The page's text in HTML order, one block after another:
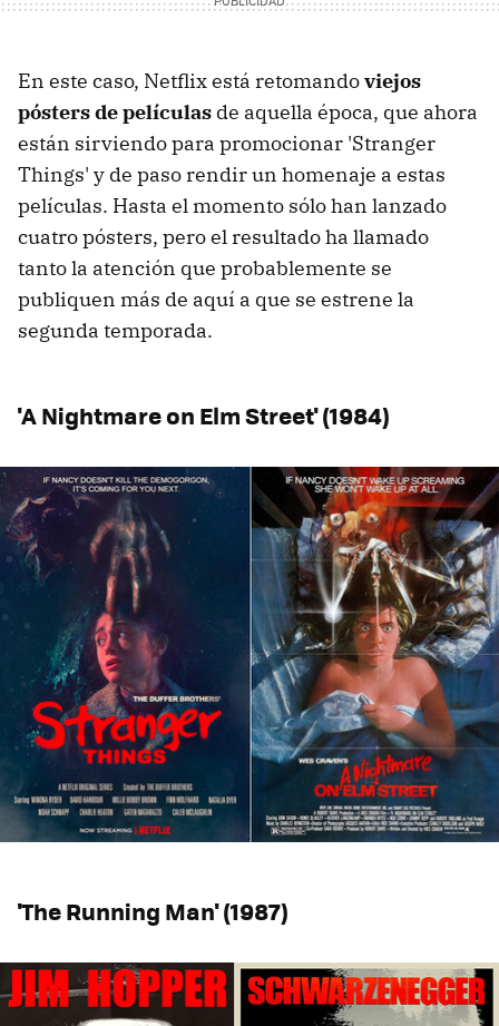
En este caso, Netflix está retomandoviejos
pósters de películas de aquella época, que ahora
están sirviendo para promocionar 'Stranger
Things' y de paso rendir un homenaje a estas
películas. Hasta el momento sólo han lanzado
cuatro pósters, pero el resultado ha llamado
tanto la atención que probablemente se
publiquen más de aquí a que se estrene la
segunda temporada.
'A Nightmare on Elm Street' (1984)
'The Running Man' (1987)